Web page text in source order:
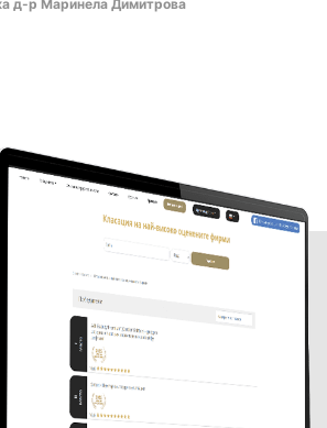
д-р Маринела Димитрова